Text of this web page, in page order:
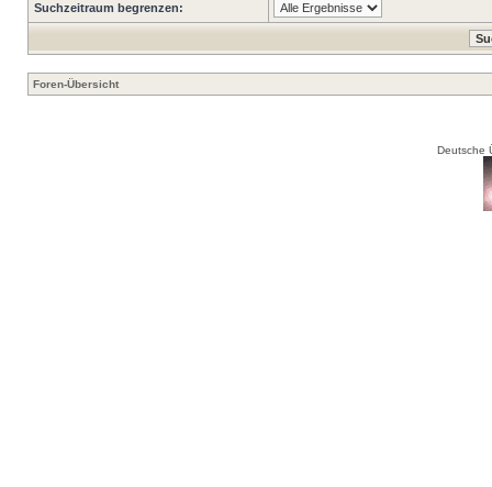
Suchzeitraum begrenzen:
Foren-Übersicht
Deutsche